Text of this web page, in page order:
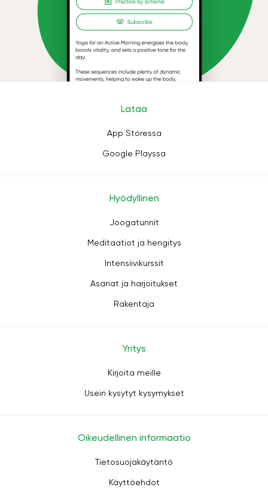
Lataa
App Storessa
Google Playssa
Hyödyllinen
Joogatunnit
Meditaatiot ja hengitys
Intensiivikurssit
Asanat ja harjoitukset
Rakentaja
Yritys
Kirjoita meille
Usein kysytyt kysymykset
Oikeudellinen informaatio
Tietosuojakäytäntö
Käyttöehdot